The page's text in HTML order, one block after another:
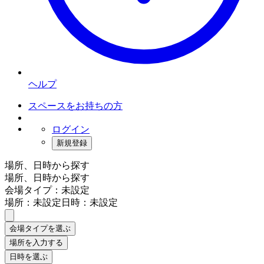
ヘルプ
スペースをお持ちの方
ログイン
新規登録
場所、日時から探す
場所、日時から探す
会場タイプ：未設定
場所：未設定日時：未設定
会場タイプを選ぶ
場所を入力する
日時を選ぶ